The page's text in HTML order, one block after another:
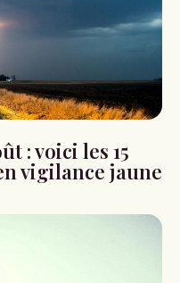
: voici les 15
vigilance jaune